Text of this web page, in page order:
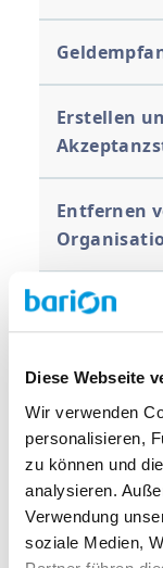
Diese Webseite
Wir verwenden
personalisieren,
zu können und
analysieren.
Verwendung
soziale Medien,
Erstellen
Entfernen
Schließung
Andere
Barion-
Neue